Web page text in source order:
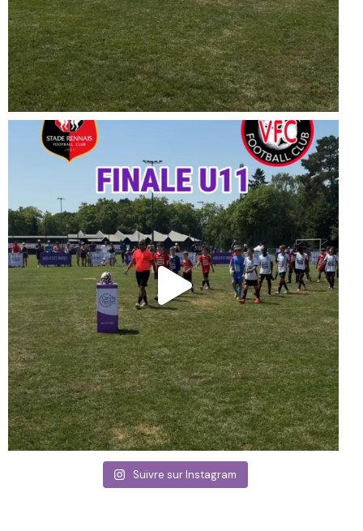
Suivre sur Instagram